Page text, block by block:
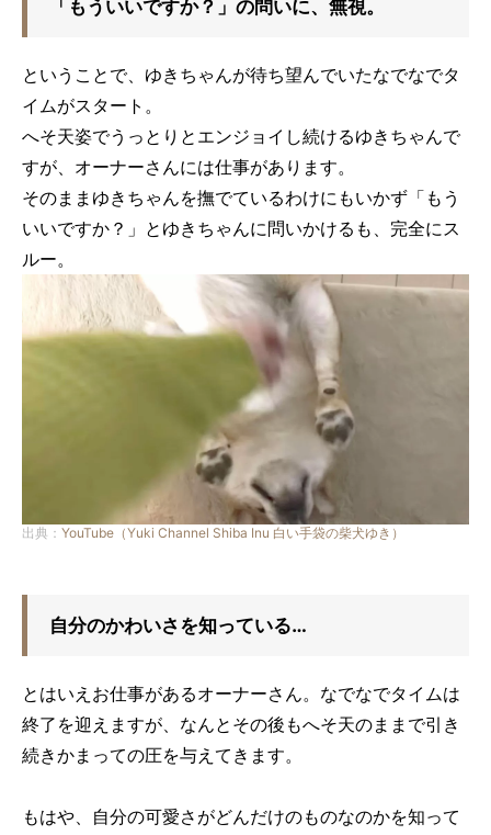
「もういいですか？」の問いに、無視。
ということで、ゆきちゃんが待ち望んでいたなでなでタ
イムがスタート。
へそ天姿でうっとりとエンジョイし続けるゆきちゃんで
すが、オーナーさんには仕事があります。
そのままゆきちゃんを撫でているわけにもいかず「もう
いいですか？」とゆきちゃんに問いかけるも、完全にス
ルー。
出典： YouTube（Yuki Channel Shiba Inu 白い手袋の柴犬ゆき）
自分のかわいさを知っている…
とはいえお仕事があるオーナーさん。なでなでタイムは
終了を迎えますが、なんとその後もへそ天のままで引き
続きかまっての圧を与えてきます。
もはや、自分の可愛さがどんだけのものなのかを知って